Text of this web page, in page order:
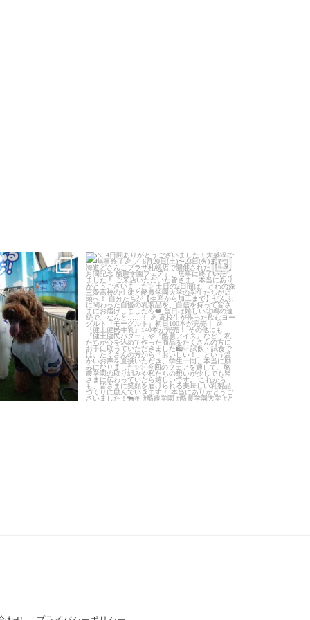
ありがとうござい
／...
0
＼ 4日間ありがとうございました！大盛
況で無事終了
／
...
224 2